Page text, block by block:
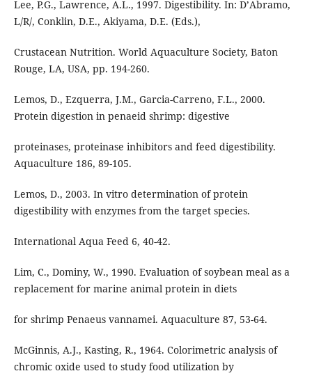
Lee, P.G., Lawrence, A.L., 1997. Digestibility. In: D’Abramo,
L/R/, Conklin, D.E., Akiyama, D.E. (Eds.),
Crustacean Nutrition. World Aquaculture Society, Baton
Rouge, LA, USA, pp. 194-260.
Lemos, D., Ezquerra, J.M., Garcia-Carreno, F.L., 2000.
Protein digestion in penaeid shrimp: digestive
proteinases, proteinase inhibitors and feed digestibility.
Aquaculture 186, 89-105.
Lemos, D., 2003. In vitro determination of protein
digestibility with enzymes from the target species.
International Aqua Feed 6, 40-42.
Lim, C., Dominy, W., 1990. Evaluation of soybean meal as a
replacement for marine animal protein in diets
for shrimp Penaeus vannamei. Aquaculture 87, 53-64.
McGinnis, A.J., Kasting, R., 1964. Colorimetric analysis of
chromic oxide used to study food utilization by